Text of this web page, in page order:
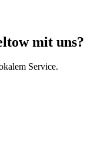
mit uns?
Service.